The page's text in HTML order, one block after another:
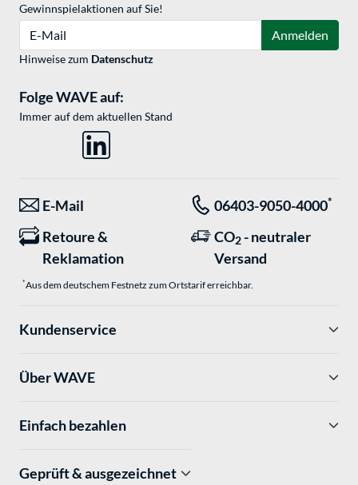
Gewinnspielaktionen auf Sie!
Anmelden
Hinweise zum Datenschutz
Folge WAVE auf:
Immer auf dem aktuellen Stand
E-Mail 06403-9050-4000*
Retoure &
Reklamation
CO2 - neutraler
Versand
*Aus dem deutschem Festnetz zum Ortstarif erreichbar.
Kundenservice
Über WAVE
Einfach bezahlen
Geprüft & ausgezeichnet